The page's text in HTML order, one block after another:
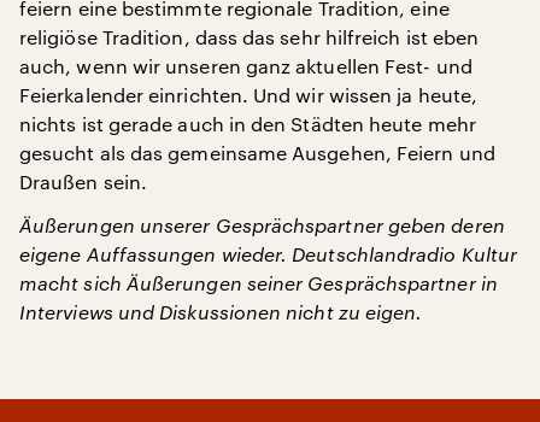
feiern eine bestimmte regionale Tradition, eine
religiöse Tradition, dass das sehr hilfreich ist eben
auch, wenn wir unseren ganz aktuellen Fest- und
Feierkalender einrichten. Und wir wissen ja heute,
nichts ist gerade auch in den Städten heute mehr
gesucht als das gemeinsame Ausgehen, Feiern und
Draußen sein.
Äußerungen unserer Gesprächspartner geben deren
eigene Auffassungen wieder. Deutschlandradio Kultur
macht sich Äußerungen seiner Gesprächspartner in
Interviews und Diskussionen nicht zu eigen.